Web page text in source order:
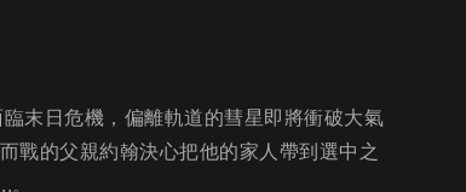
末日危機，偏離軌道的彗星即將衝破大氣
戰的父親約翰決心把他的家人帶到選中之